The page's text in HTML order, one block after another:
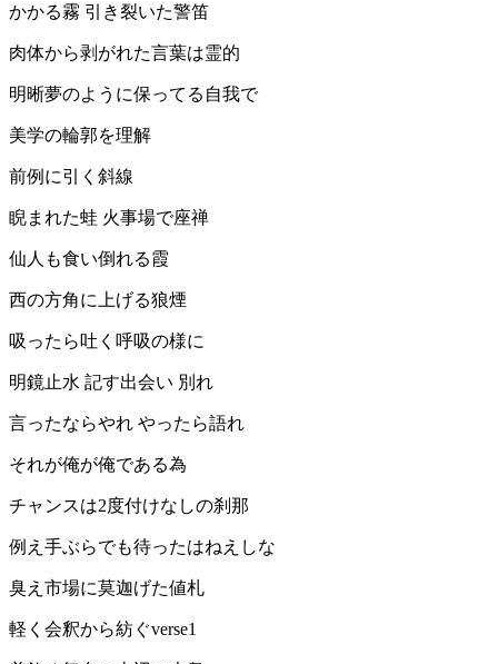
かかる霧 引き裂いた警笛
肉体から剥がれた言葉は霊的
明晰夢のように保ってる自我で
美学の輪郭を理解
前例に引く斜線
睨まれた蛙 火事場で座禅
仙人も食い倒れる霞
西の方角に上げる狼煙
吸ったら吐く呼吸の様に
明鏡止水 記す出会い 別れ
言ったならやれ やったら語れ
それが俺が俺である為
チャンスは2度付けなしの刹那
例え手ぶらでも待ったはねえしな
臭え市場に莫迦げた値札
軽く会釈から紡ぐverse1